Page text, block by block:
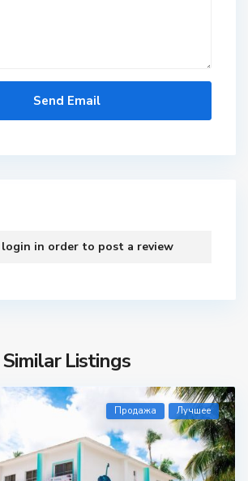
login in order to post a review
Similar Listings
Продажа Лучшее